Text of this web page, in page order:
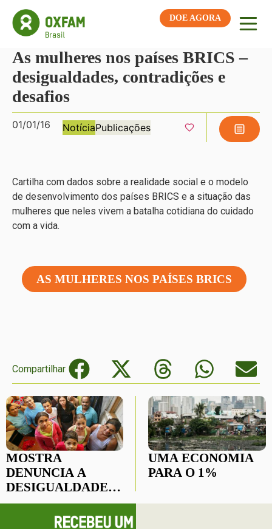
DOE AGORA
As mulheres nos países BRICS –
desigualdades, contradições e
desafios
01/01/16 NotíciaPublicações
Cartilha com dados sobre a realidade social e o modelo
de desenvolvimento dos países BRICS e a situação das
mulheres que neles vivem a batalha cotidiana do cuidado
com a vida.
AS MULHERES NOS PAÍSES BRICS
Compartilhar
MOSTRA
DENUNCIA A
DESIGUALDADE
SOCIAL
BRASILEIRA
UMA ECONOMIA
PARA O 1%